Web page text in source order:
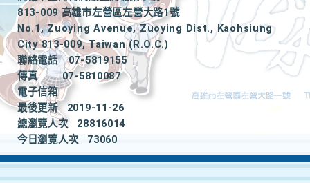
813-009 高雄市左營區左營大路1號
No.1, Zuoying Avenue, Zuoying Dist., Kaohsiung
City 813-009, Taiwan (R.O.C.)
聯絡電話
07-5819155
|
傳真
07-5810087
電子信箱
最後更新
2019-11-26
總瀏覽人次
28816014
今日瀏覽人次
73060